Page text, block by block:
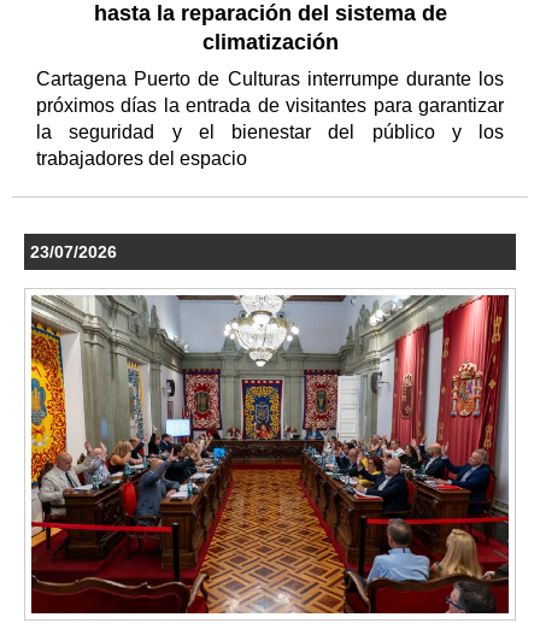
hasta la reparación del sistema de
climatización
Cartagena Puerto de Culturas interrumpe durante los
próximos días la entrada de visitantes para garantizar
la seguridad y el bienestar del público y los
trabajadores del espacio
23/07/2026